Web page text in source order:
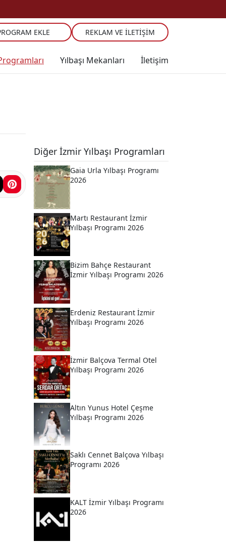
EKLE REKLAM VE İLETIŞIM
Yılbaşı Mekanları İletişim
Diğer İzmir Yılbaşı Programları
Gaia Urla Yılbaşı Programı
2026
Martı Restaurant İzmir
Yılbaşı Programı 2026
Bizim Bahçe Restaurant
İzmir Yılbaşı Programı 2026
Erdeniz Restaurant İzmir
Yılbaşı Programı 2026
İzmir Balçova Termal Otel
Yılbaşı Programı 2026
Altın Yunus Hotel Çeşme
Yılbaşı Programı 2026
Saklı Cennet Balçova Yılbaşı
Programı 2026
KALT İzmir Yılbaşı Programı
2026